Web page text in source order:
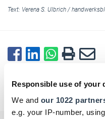
Responsible use of your
We and our 1022
e.g. your IP-number,
Text: Verena S. Ulbrich /
Zurück